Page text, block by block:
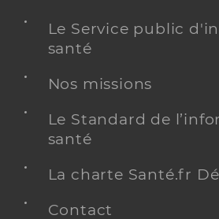
Le Service public
santé
Nos missions
Le Standard de
santé
La charte Santé.fr
Contact